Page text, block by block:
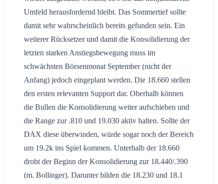
Umfeld herausfordernd bleibt. Das Sommertief sollte
damit sehr wahrscheinlich bereits gefunden sein. Ein
weiterer Rücksetzer und damit die Konsolidierung der
letzten starken Anstiegsbewegung muss im
schwächsten Börsenmonat September (nicht der
Anfang) jedoch eingeplant werden. Die 18.660 stellen
den ersten relevanten Support dar. Oberhalb können
die Bullen die Konsolidierung weiter aufschieben und
die Range zur .810 und 19.030 aktiv halten. Sollte der
DAX diese überwinden, würde sogar noch der Bereich
um 19.2k ins Spiel kommen. Unterhalb der 18.660
droht der Beginn der Konsolidierung zur 18.440/.390
(m. Bollinger). Darunter bilden die 18.230 und 18.1